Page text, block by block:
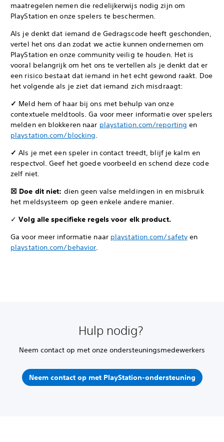
maatregelen nemen die redelijkerwijs nodig zijn om
PlayStation en onze spelers te beschermen.
Als je denkt dat iemand de Gedragscode heeft geschonden,
vertel het ons dan zodat we actie kunnen ondernemen om
PlayStation en onze community veilig te houden. Het is
vooral belangrijk om het ons te vertellen als je denkt dat er
een risico bestaat dat iemand in het echt gewond raakt. Doe
het volgende als je ziet dat iemand zich misdraagt:
✓ Meld hem of haar bij ons met behulp van onze
contextuele meldtools. Ga voor meer informatie over spelers
melden en blokkeren naar playstation.com/reporting en
playstation.com/blocking.
✓ Als je met een speler in contact treedt, blijf je kalm en
respectvol. Geef het goede voorbeeld en schend deze code
zelf niet.
☒ Doe dit niet: dien geen valse meldingen in en misbruik
het meldsysteem op geen enkele andere manier.
✓ Volg alle specifieke regels voor elk product.
Ga voor meer informatie naar playstation.com/safety en
playstation.com/behavior.
Hulp nodig?
Neem contact op met onze ondersteuningsmedewerkers
Neem contact op met PlayStation-ondersteuning